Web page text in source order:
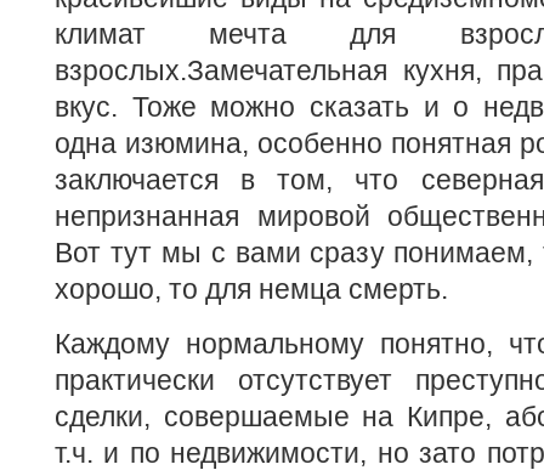
климат мечта для
взрослых.Замечательная кухня,
вкус. Тоже можно сказать и о
одна изюмина, особенно понятная
заключается в том, что
непризнанная мировой
Вот тут мы с вами сразу понимаем,
хорошо, то для немца смерть.
Каждому нормальному понятно,
практически отсутствует
сделки, совершаемые на Кипре,
т.ч. и по недвижимости, но зато